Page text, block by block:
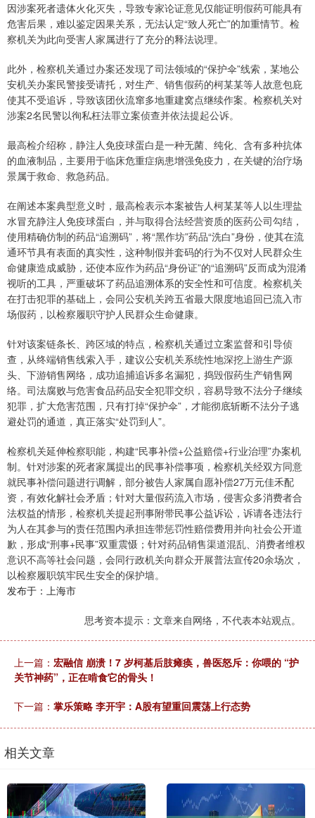
因涉案死者遗体火化灭失，导致专家论证意见仅能证明假药可能具有
危害后果，难以鉴定因果关系，无法认定“致人死亡”的加重情节。检
察机关为此向受害人家属进行了充分的释法说理。
此外，检察机关通过办案还发现了司法领域的“保护伞”线索，某地公
安机关办案民警接受请托，对生产、销售假药的柯某某等人故意包庇
使其不受追诉，导致该团伙流窜多地重建窝点继续作案。检察机关对
涉案2名民警以徇私枉法罪立案侦查并依法提起公诉。
最高检介绍称，静注人免疫球蛋白是一种无菌、纯化、含有多种抗体
的血液制品，主要用于临床危重症病患增强免疫力，在关键的治疗场
景属于救命、救急药品。
在阐述本案典型意义时，最高检表示本案被告人柯某某等人以生理盐
水冒充静注人免疫球蛋白，并与取得合法经营资质的医药公司勾结，
使用精确仿制的药品“追溯码”，将“黑作坊”药品“洗白”身份，使其在流
通环节具有表面的真实性，这种制假并套码的行为不仅对人民群众生
命健康造成威胁，还使本应作为药品“身份证”的“追溯码”反而成为混淆
视听的工具，严重破坏了药品追溯体系的安全性和可信度。检察机关
在打击犯罪的基础上，会同公安机关跨五省最大限度地追回已流入市
场假药，以检察履职守护人民群众生命健康。
针对该案链条长、跨区域的特点，检察机关通过立案监督和引导侦
查，从终端销售线索入手，建议公安机关系统性地深挖上游生产源
头、下游销售网络，成功追捕追诉多名漏犯，捣毁假药生产销售网
络。司法腐败与危害食品药品安全犯罪交织，容易导致不法分子继续
犯罪，扩大危害范围，只有打掉“保护伞”，才能彻底斩断不法分子逃
避处罚的通道，真正落实“处罚到人”。
检察机关延伸检察职能，构建“民事补偿+公益赔偿+行业治理”办案机
制。针对涉案的死者家属提出的民事补偿事项，检察机关经双方同意
就民事补偿问题进行调解，部分被告人家属自愿补偿27万元佳禾配
资，有效化解社会矛盾；针对大量假药流入市场，侵害众多消费者合
法权益的情形，检察机关提起刑事附带民事公益诉讼，诉请各违法行
为人在其参与的责任范围内承担连带惩罚性赔偿费用并向社会公开道
歉，形成“刑事+民事”双重震慑；针对药品销售渠道混乱、消费者维权
意识不高等社会问题，会同行政机关向群众开展普法宣传20余场次，
以检察履职筑牢民生安全的保护墙。
发布于：上海市
思考资本提示：文章来自网络，不代表本站观点。
上一篇： 宏融信 崩溃！7 岁柯基后肢瘫痪，兽医怒斥：你喂的 “护
关节神药”，正在啃食它的骨头！
下一篇： 掌乐策略 李开宇：A股有望重回震荡上行态势
相关文章